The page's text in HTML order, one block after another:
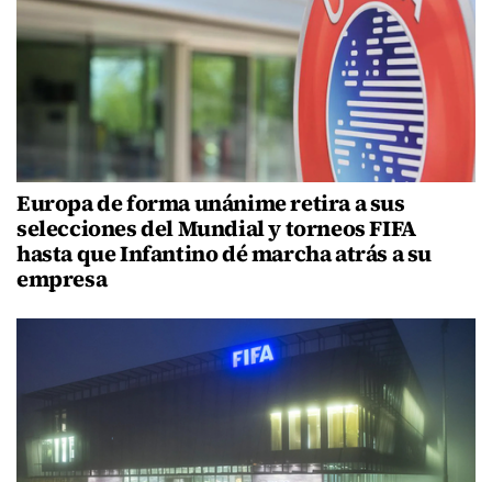
Europa de forma unánime retira a sus
selecciones del Mundial y torneos FIFA
hasta que Infantino dé marcha atrás a su
empresa